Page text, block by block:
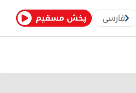
پخش مسقیم فارسی